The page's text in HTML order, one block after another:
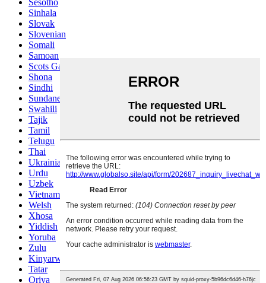
Sesotho
Sinhala
Slovak
Slovenian
Somali
Samoan
Scots Gaelic
Shona
Sindhi
Sundanese
Swahili
Tajik
Tamil
Telugu
Thai
Ukrainian
Urdu
Uzbek
Vietnamese
Welsh
Xhosa
Yiddish
Yoruba
Zulu
Kinyarwanda
Tatar
Oriya